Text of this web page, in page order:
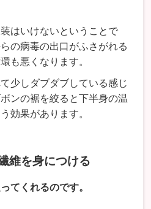
はいけないということで
の病毒の出口がふさがれる
も悪くなります。
少しダブダブしている感じ
ンの裾を絞ると下半身の温
効果があります。
維を身につける
てくれるのです。